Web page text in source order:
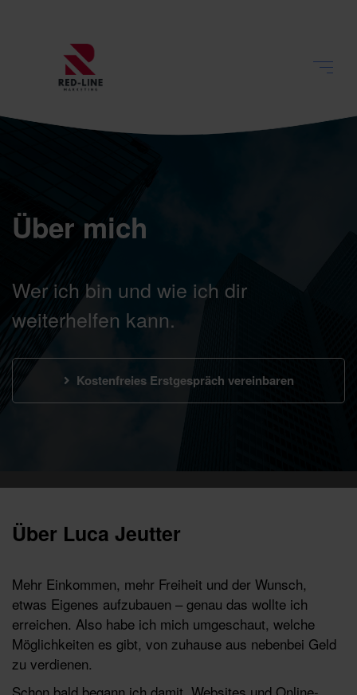
Über mich
Wer ich bin und wie ich dir
weiterhelfen kann.
Kostenfreies Erstgespräch vereinbaren
Über Luca Jeutter
Mehr Einkommen, mehr Freiheit und der Wunsch,
etwas Eigenes aufzubauen – genau das wollte ich
erreichen. Also habe ich mich umgeschaut, welche
Möglichkeiten es gibt, von zuhause aus nebenbei Geld
zu verdienen.